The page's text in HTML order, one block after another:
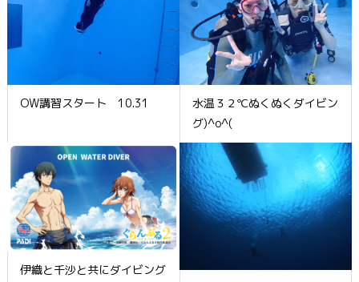
OW講習スタート 10.31
水温３２℃ぬくぬくダイビン
グ)^o^(
伊織と千沙と共にダイビング